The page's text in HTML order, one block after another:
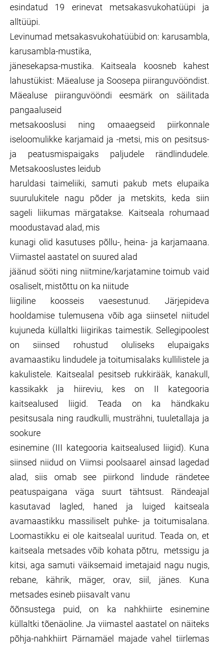
esindatud 19 erinevat metsakasvukohatüüpi ja
alltüüpi.
Levinumad metsakasvukohatüübid on: karusambla,
karusambla-mustika,
jänesekapsa-mustika. Kaitseala koosneb kahest
lahustükist: Mäealuse ja Soosepa piiranguvööndist.
Mäealuse piiranguvööndi eesmärk on säilitada
pangaaluseid
metsakooslusi ning omaaegseid piirkonnale
iseloomulikke karjamaid ja -metsi, mis on pesitsus-
ja peatusmispaigaks paljudele rändlindudele.
Metsakooslustes leidub
haruldasi taimeliiki, samuti pakub mets elupaika
suurulukitele nagu põder ja metskits, keda siin
sageli liikumas märgatakse. Kaitseala rohumaad
moodustavad alad, mis
kunagi olid kasutuses põllu-, heina- ja karjamaana.
Viimastel aastatel on suured alad
jäänud sööti ning niitmine/karjatamine toimub vaid
osaliselt, mistõttu on ka niitude
liigiline koosseis vaesestunud. Järjepideva
hooldamise tulemusena võib aga siinsetel niitudel
kujuneda küllaltki liigirikas taimestik. Sellegipoolest
on siinsed rohustud oluliseks elupaigaks
avamaastiku lindudele ja toitumisalaks kullilistele ja
kakulistele. Kaitsealal pesitseb rukkirääk, kanakull,
kassikakk ja hiireviu, kes on II kategooria
kaitsealused liigid. Teada on ka händkaku
pesitsusala ning raudkulli, musträhni, tuuletallaja ja
sookure
esinemine (III kategooria kaitsealused liigid). Kuna
siinsed niidud on Viimsi poolsaarel ainsad lagedad
alad, siis omab see piirkond lindude rändetee
peatuspaigana väga suurt tähtsust. Rändeajal
kasutavad lagled, haned ja luiged kaitseala
avamaastikku massiliselt puhke- ja toitumisalana.
Loomastikku ei ole kaitsealal uuritud. Teada on, et
kaitseala metsades võib kohata põtru, metssigu ja
kitsi, aga samuti väiksemaid imetajaid nagu nugis,
rebane, kährik, mäger, orav, siil, jänes. Kuna
metsades esineb piisavalt vanu
õõnsustega puid, on ka nahkhiirte esinemine
küllaltki tõenäoline. Ja viimastel aastatel on näiteks
põhja-nahkhiirt Pärnamäel majade vahel tiirlemas